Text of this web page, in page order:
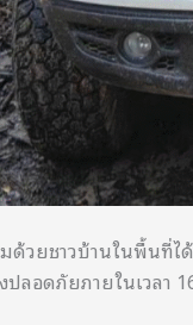
ด้วยชาวบ้านในพื้นที่ไ
ปลอดภัยภายในเวลา